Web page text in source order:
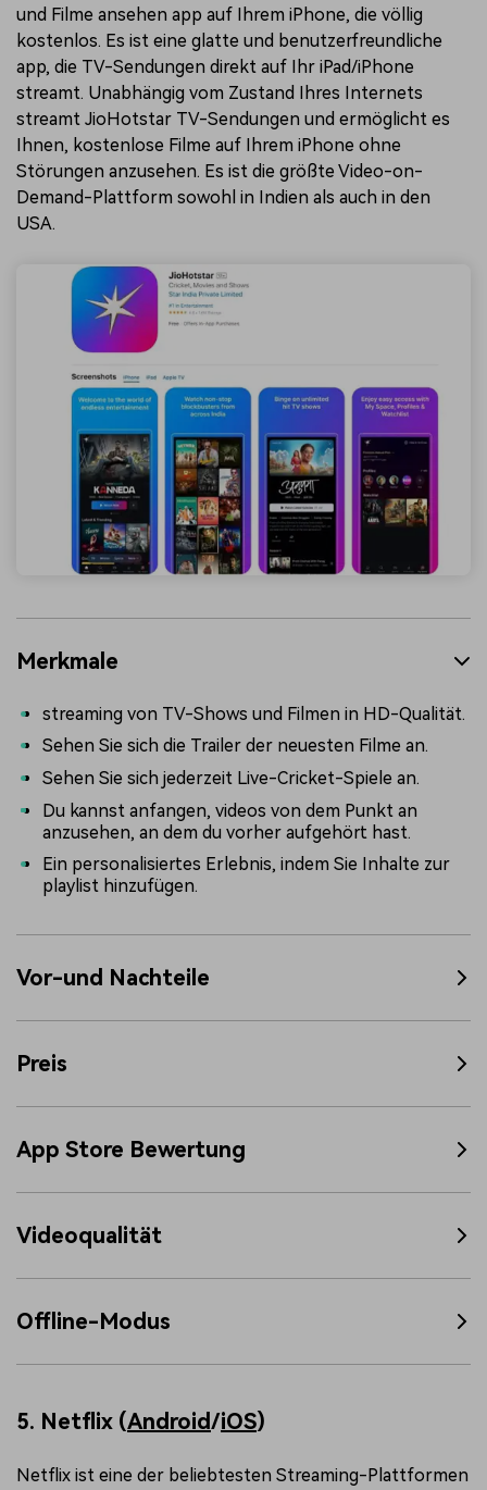
und Filme ansehen app auf Ihrem iPhone, die völlig
kostenlos. Es ist eine glatte und benutzerfreundliche
app, die TV-Sendungen direkt auf Ihr iPad/iPhone
streamt. Unabhängig vom Zustand Ihres Internets
streamt JioHotstar TV-Sendungen und ermöglicht es
Ihnen, kostenlose Filme auf Ihrem iPhone ohne
Störungen anzusehen. Es ist die größte Video-on-
Demand-Plattform sowohl in Indien als auch in den
USA.
Merkmale
streaming von TV-Shows und Filmen in HD-Qualität.
Sehen Sie sich die Trailer der neuesten Filme an.
Sehen Sie sich jederzeit Live-Cricket-Spiele an.
Du kannst anfangen, videos von dem Punkt an
anzusehen, an dem du vorher aufgehört hast.
Ein personalisiertes Erlebnis, indem Sie Inhalte zur
playlist hinzufügen.
Vor-und Nachteile
Preis
App Store Bewertung
Videoqualität
Offline-Modus
5. Netflix (Android/iOS)
Netflix ist eine der beliebtesten Streaming-Plattformen